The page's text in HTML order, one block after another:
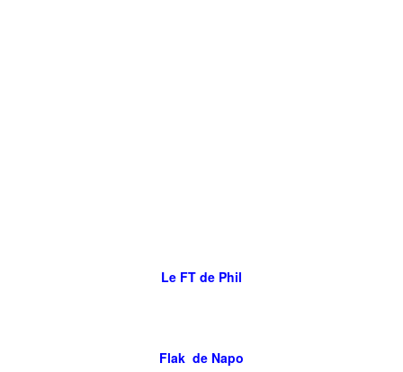
Le FT de Phil
Flak de Napo